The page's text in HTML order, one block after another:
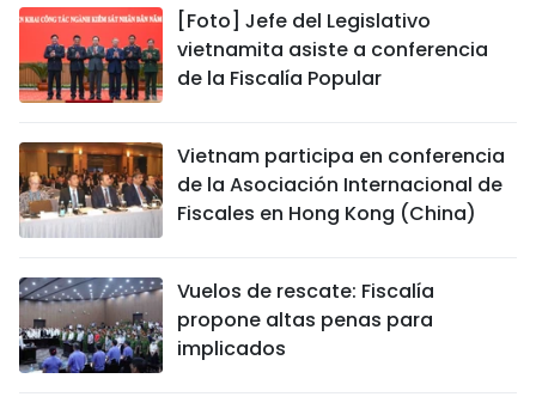
HISTORIAS MULTIMEDIA
FOTOGRAFÍA
¿QUIÉNES SOMOS?
TIẾNG VIỆT
ENGLISH
中文
[Foto] Jefe del Legislativo
vietnamita asiste a conferencia
de la Fiscalía Popular
Vietnam participa en conferencia
de la Asociación Internacional de
Fiscales en Hong Kong (China)
Vuelos de rescate: Fiscalía
propone altas penas para
implicados